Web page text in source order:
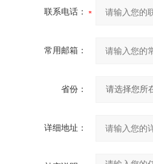
联系电话：
常用邮箱：
省份：
详细地址：